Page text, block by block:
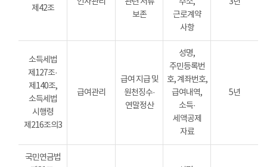
제42조
보존
근로계약
사항
소득세법
제127조·
제140조,
소득세법
시행령
제216조의3
급여관리
급여 지급 및
원천징수·
연말정산
성명,
주민등록번
호, 계좌번호,
급여내역,
소득·
세액공제
자료
5년
국민연금법